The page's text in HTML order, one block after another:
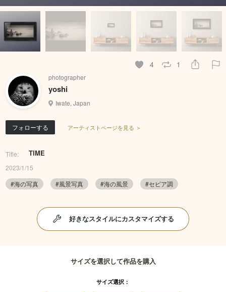
4 1
photographer
yoshi
Iwate, Japan
フォローする アーティストページを見る ＞
Title: TIME
2023/1/15
#海の写真
#風景写真 #海の風景 #セピア調
好きなスタイルにカスタマイズする
サイズを選択して作品を購入
サイズ選択：